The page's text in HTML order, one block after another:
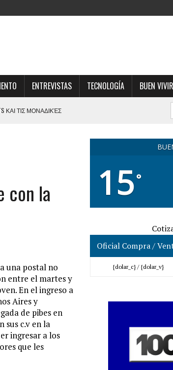
ENTREVISTAS TECNOLOGÍA BUEN VIVIR
ΚΑΙ ΤΙΣ ΜΟΝΑΔΙΚΈΣ
ONLINE
con la
una postal no
entre el martes y
En el ingreso a
Aires y
de pibes en
sus c.v en la
ingresar a los
que les
15°
Oficial Compra /
{dolar_c} / {dolar_v}